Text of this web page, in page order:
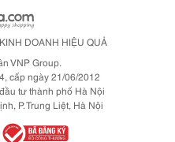
DOANH HIỆU QUẢ
VNP Group.
cấp ngày 21/06/2012
tư thành phố Hà Nội
P. Trung Liệt, Hà Nội